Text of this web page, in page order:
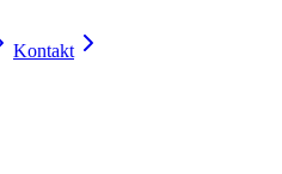
Kontakt